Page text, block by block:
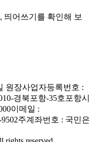
띄어쓰기를 확인해 보
원장사업자등록번호 :
경북포항-35호 포항시
이메일 :
주계좌번호 : 국민은